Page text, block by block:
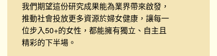
我們期望這份研究成果能為業界帶來啟發，
推動社會投放更多資源於婦女健康，讓每一
位步入50+的女性，都能擁有獨立、自主且
精彩的下半場。